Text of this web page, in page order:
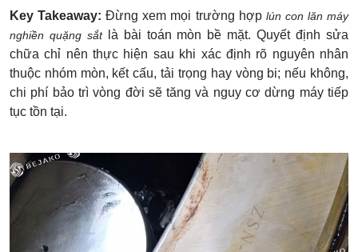
Key Takeaway: Đừng xem mọi trường hợp lún con lăn máy
nghiền quặng sắtlà bài toán mòn bề mặt. Quyết định sửa
chữa chỉ nên thực hiện sau khi xác định rõ nguyên nhân
thuộc nhóm mòn, kết cấu, tải trọng hay vòng bi; nếu không,
chi phí bảo trì vòng đời sẽ tăng và nguy cơ dừng máy tiếp
tục tồn tại.